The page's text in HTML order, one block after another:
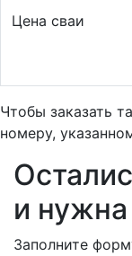
Цена сваи
Чтобы заказать
номеру,
и нужна
Заполните